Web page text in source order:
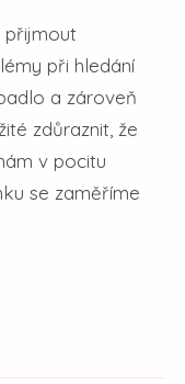
přijmout
při hledání
a zároveň
zdůraznit, že
v pocitu
se zaměříme